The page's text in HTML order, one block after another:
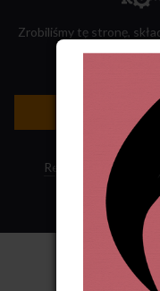
Zrobiliśmy tę stronę,
Regulamin sklepu